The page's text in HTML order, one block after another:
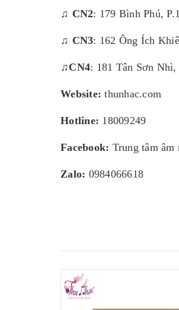
♫ CN2: 179 Bình Phú,
♫ CN3: 162 Ông Ích
♫CN4: 181 Tân Sơn
Website: thunhac.com
Hotline: 18009249
Facebook: Trung tâm âm
Zalo: 0984066618